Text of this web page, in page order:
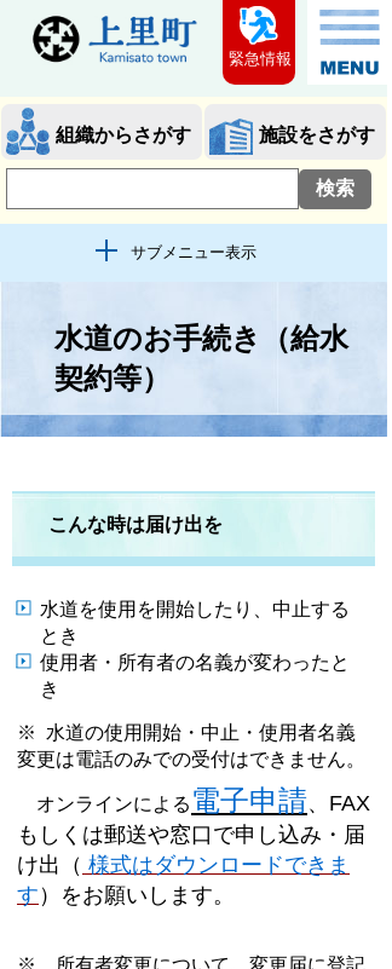
組織からさがす 施設をさがす
サブメニュー表示
緊急情報
水道のお手続き（給水
契約等）
こんな時は届け出を
水道を使用を開始したり、中止する
とき
使用者・所有者の名義が変わったと
き
※ 水道の使用開始・中止・使用者名義
変更は電話のみでの受付はできません。
オンラインによる 電子申請、 FAX
もしくは郵送や窓口で申し込み・届
け出 （ 様式はダウンロードできま
す ） をお願いします。
※ 所有者変更について、変更届に登記